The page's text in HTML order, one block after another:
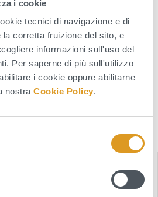
i cookie
tecnici di navigazione e di
corretta fruizione del sito, e
informazioni sull'uso del
Per saperne di più sull'utilizzo
i cookie oppure abilitarne
nostra Cookie Policy.
SS2;
Il Direttore Area Agraria
(Dott. Giuseppe Scordella)